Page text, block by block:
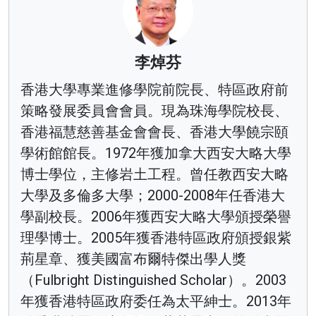
李焯芬
香港大學專業進修學院前院長、特區政府前
策略發展委員會會員。現為珠海學院校長、
香港福慧慈善基金會會長、香港大學饒宗頤
學術館館長。1972年獲加拿大西安大略大學
博士學位，主修岩土工程。曾任教西安大略
大學及多倫多大學；2000-2008年任香港大
學副校長。2006年獲西安大略大學頒授榮譽
理學博士。2005年獲香港特區政府頒授銀紫
荊星章、獲美國富布爾特傑出學人獎
（Fulbright Distinguished Scholar）。2003
年獲香港特區政府委任為太平紳士。2013年